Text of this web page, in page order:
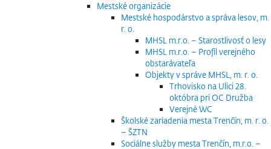
Mestské organizácie
Mestské hospodárstvo a správa lesov, m.
r. o.
MHSL m.r.o. – Starostlivosť o lesy
MHSL m.r.o. – Profil verejného
obstarávateľa
Objekty v správe MHSL, m. r. o.
Trhovisko na Ulici 28.
októbra pri OC Družba
Verejné WC
Školské zariadenia mesta Trenčín, m. r. o.
– ŠZTN
Sociálne služby mesta Trenčín, m.r.o. –